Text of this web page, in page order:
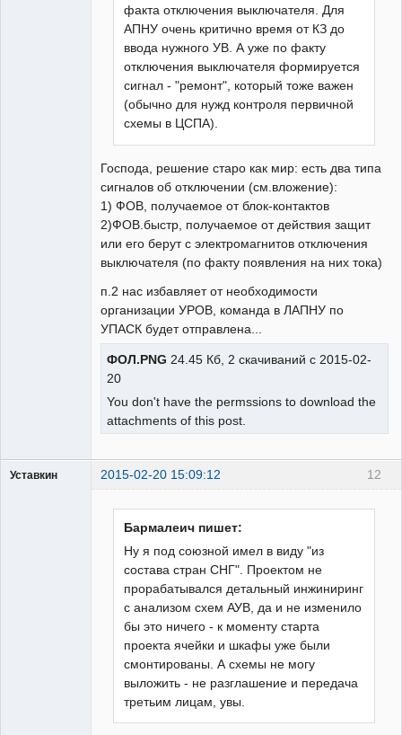
факта отключения выключателя. Для
АПНУ очень критично время от КЗ до
ввода нужного УВ. А уже по факту
отключения выключателя формируется
сигнал - "ремонт", который тоже важен
(обычно для нужд контроля первичной
схемы в ЦСПА).
Господа, решение старо как мир: есть два типа
сигналов об отключении (см.вложение):
1) ФОВ, получаемое от блок-контактов
2)ФОВ.быстр, получаемое от действия защит
или его берут с электромагнитов отключения
выключателя (по факту появления на них тока)
п.2 нас избавляет от необходимости
организации УРОВ, команда в ЛАПНУ по
УПАСК будет отправлена...
ФОЛ.PNG 24.45 Кб, 2 скачиваний с 2015-02-
20
You don't have the permssions to download the
attachments of this post.
12
Уставкин 2015-02-20 15:09:12
Бармалеич пишет:
Ну я под союзной имел в виду "из
состава стран СНГ". Проектом не
прорабатывался детальный инжиниринг
с анализом схем АУВ, да и не изменило
бы это ничего - к моменту старта
проекта ячейки и шкафы уже были
смонтированы. А схемы не могу
выложить - не разглашение и передача
третьим лицам, увы.